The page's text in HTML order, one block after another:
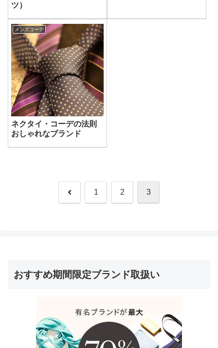
ツ）
メンズコーデ
ネクタイ・コーデの法則
おしゃれなブランド
前 1 2 3
おすすめ期間限定ブランド取扱い